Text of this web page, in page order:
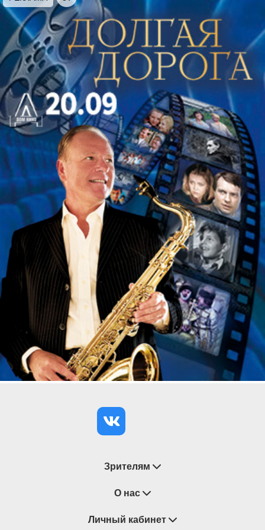
Персидский марш, «Венская кровь», вальс, «На
прекрасном голубом Дунае», вальс;
Гайдн:
Серенада;Легар: Ария Джудитты из оперетты
«Джудитта»;
Лумбю : «Шампанское», галоп
Организаторы:ИП Чирков А. В.
Зрителям
Восстановление билетов
Замена / Отмена / Перенос мероприятий
О нас
О компании
Личный кабинет